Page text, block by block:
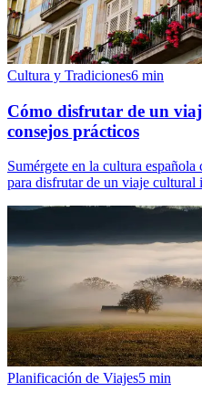
Cultura y Tradiciones6 min
Cómo disfrutar de un
consejos prácticos
Sumérgete en la cultura
para disfrutar de un viaje cultural
Planificación de Viajes5 min